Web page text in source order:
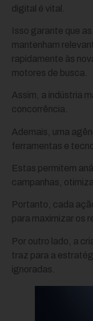
digital é vital.
Isso garante que
mantenham
rapidamente às
motores de busca.
Assim, a indústria
concorrência.
Ademais, uma
ferramentas e
Estas permitem
campanhas,
Portanto, cada
para maximizar os
Por outro lado, a
traz para a
ignoradas.